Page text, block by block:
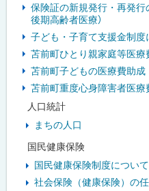
保険証の新規発行・再発行
後期高齢者医療）
子ども・子育て支援金制度
苫前町ひとり親家庭等医療
苫前町子どもの医療費助成
苫前町重度心身障害者医療
人口統計
まちの人口
国民健康保険
国民健康保険制度について
社会保険（健康保険）の